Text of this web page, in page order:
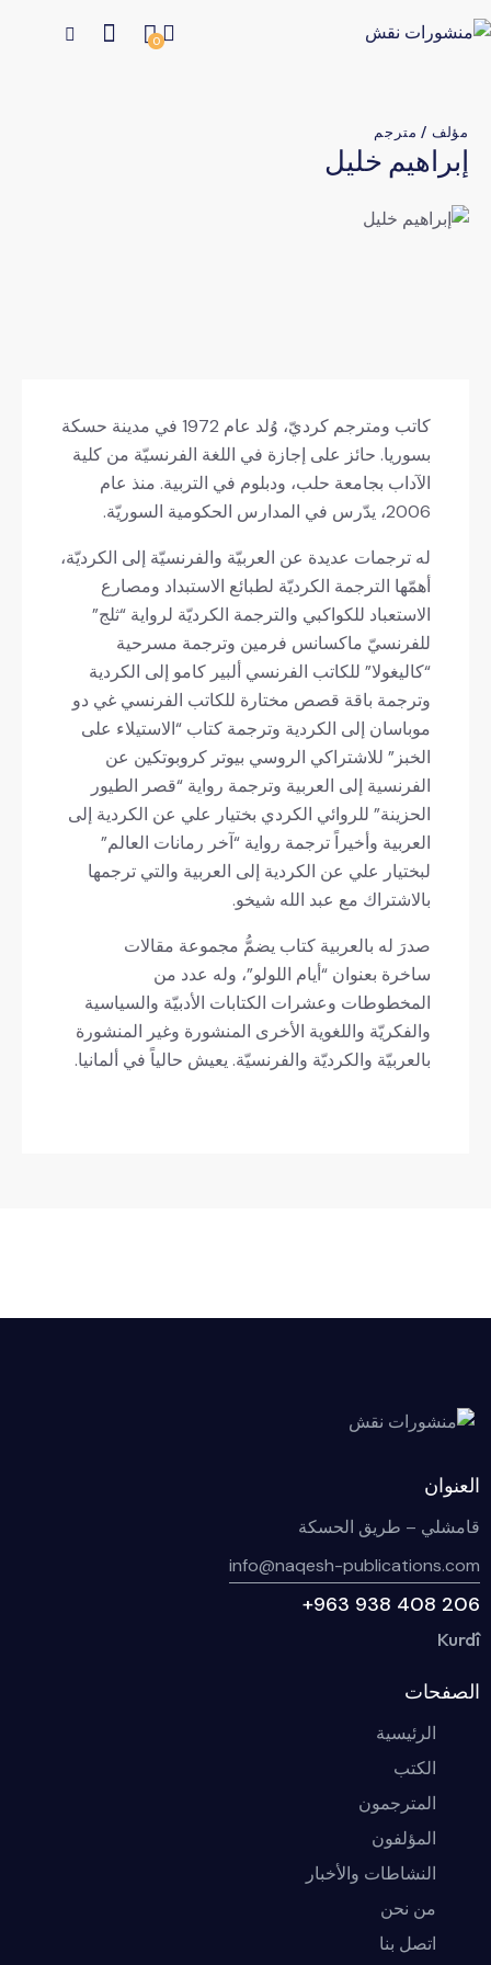
0
مؤلف / مترجم
إبراهيم خليل
كاتب ومترجم كرديّ، وُلد عام 1972 في مدينة حسكة
بسوريا. حائز على إجازة في اللغة الفرنسيّة من كلية
الآداب بجامعة حلب، ودبلوم في التربية. منذ عام
2006، يدّرس في المدارس الحكومية السوريّة.
له ترجمات عديدة عن العربيّة والفرنسيّة إلى الكرديّة،
أهمّها الترجمة الكرديّة لطبائع الاستبداد ومصارع
الاستعباد للكواكبي والترجمة الكرديّة لرواية “ثلج”
للفرنسيّ ماكسانس فرمين وترجمة مسرحية
“كاليغولا” للكاتب الفرنسي ألبير كامو إلى الكردية
وترجمة باقة قصص مختارة للكاتب الفرنسي غي دو
موباسان إلى الكردية وترجمة كتاب “الاستيلاء على
الخبز” للاشتراكي الروسي بيوتر كروبوتكين عن
الفرنسية إلى العربية وترجمة رواية “قصر الطيور
الحزينة” للروائي الكردي بختيار علي عن الكردية إلى
العربية وأخيراً ترجمة رواية “آخر رمانات العالم”
لبختيار علي عن الكردية إلى العربية والتي ترجمها
بالاشتراك مع عبد الله شيخو.
صدرَ له بالعربية كتاب يضمُّ مجموعة مقالات
ساخرة بعنوان “أيام اللولو”، وله عدد من
المخطوطات وعشرات الكتابات الأدبيّة والسياسية
والفكريّة واللغوية الأخرى المنشورة وغير المنشورة
بالعربيّة والكرديّة والفرنسيّة. يعيش حالياً في ألمانيا.
العنوان
قامشلي – طريق الحسكة
info@naqesh-publications.com
+963 938 408 206
Kurdî
الصفحات
الرئيسية
الكتب
المترجمون
المؤلفون
النشاطات والأخبار
من نحن
اتصل بنا